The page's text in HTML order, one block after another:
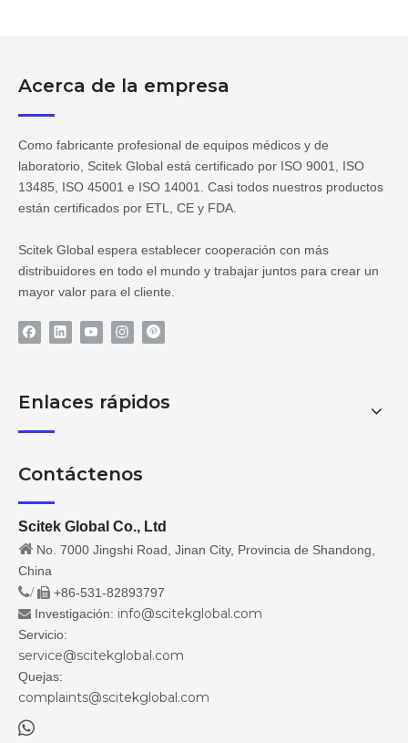
Acerca de la empresa
Como fabricante profesional de equipos médicos y de
laboratorio, Scitek Global está certificado por ISO 9001, ISO
13485, ISO 45001 e ISO 14001. Casi todos nuestros productos
están certificados por ETL, CE y FDA.
Scitek Global espera establecer cooperación con más
distribuidores en todo el mundo y trabajar juntos para crear un
mayor valor para el cliente.
Enlaces rápidos
Contáctenos
Scitek Global Co., Ltd
 No. 7000 Jingshi Road, Jinan City, Provincia de Shandong,
China
/  +86-531-82893797
 Investigación: info@scitekglobal.com
Servicio:
service@scitekglobal.com
Quejas:
complaints@scitekglobal.com
